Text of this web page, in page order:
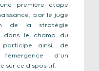
première étape
par le juge
de la stratégie
dans le champ du
ainsi, de
d’un
sur ce dispositif.